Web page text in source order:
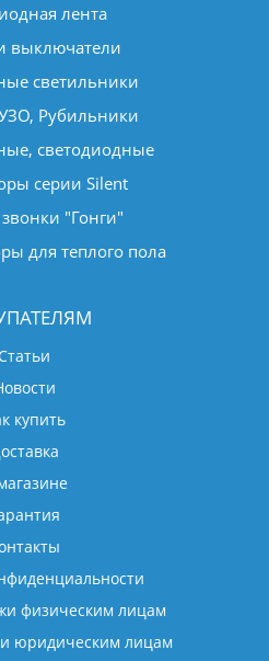
лента
выключатели
светильники
Рубильники
светодиодные
серии Silent
"Гонги"
для теплого пола
Статьи
купить
физическим лицам
юридическим лицам